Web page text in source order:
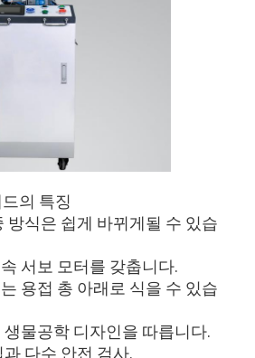
의 특징
방식은 쉽게 바뀌게될 수 있습
서보 모터를 갖춥니다.
용접 총 아래로 식을 수 있습
물공학 디자인을 따릅니다.
다수 안전 검사.